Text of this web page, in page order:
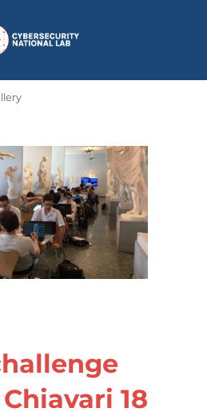
si preparano alla sfida per
18